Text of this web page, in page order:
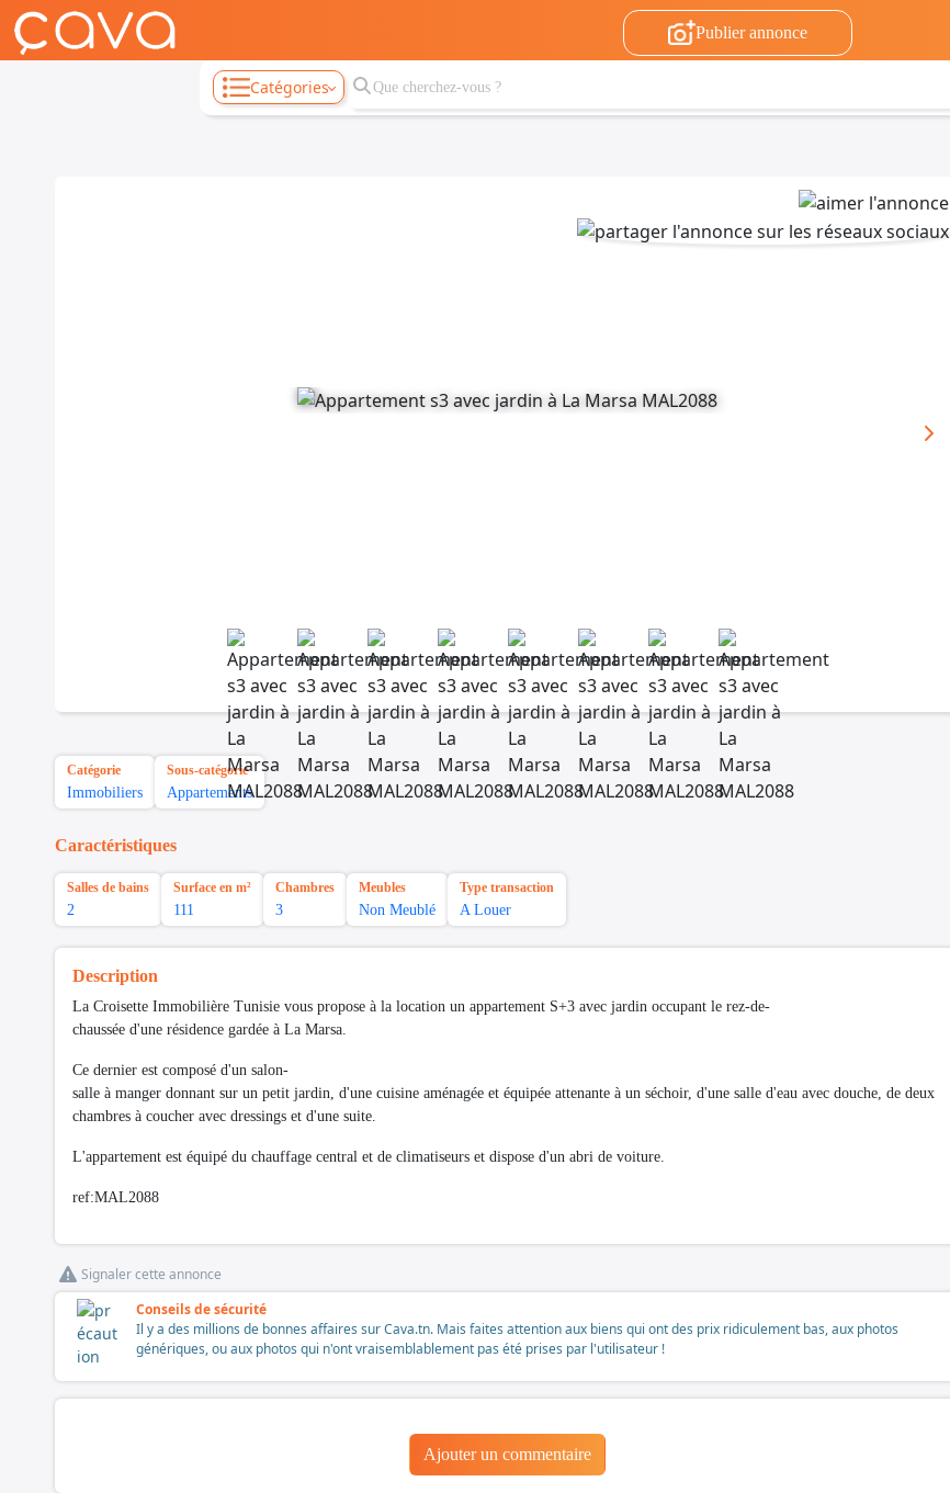
Publier annonce
Catégories
Catégorie
Immobiliers
Sous-catégorie
Appartements
Caractéristiques
Salles de bains
2
Surface en m²
111
Chambres
3
Meubles
Non Meublé
Type transaction
A Louer
Description
La Croisette Immobilière Tunisie vous propose à la location un appartement S+3 avec jardin occupant le rez-de-
chaussée d'une résidence gardée à La Marsa.
Ce dernier est composé d'un salon-
salle à manger donnant sur un petit jardin, d'une cuisine aménagée et équipée attenante à un séchoir, d'une salle d'eau avec douche, de deux
chambres à coucher avec dressings et d'une suite.
L'appartement est équipé du chauffage central et de climatiseurs et dispose d'un abri de voiture.
ref:MAL2088
Signaler cette annonce
Conseils de sécurité
Il y a des millions de bonnes affaires sur Cava.tn. Mais faites attention aux biens qui ont des prix ridiculement bas, aux photos
génériques, ou aux photos qui n'ont vraisemblablement pas été prises par l'utilisateur !
Ajouter un commentaire